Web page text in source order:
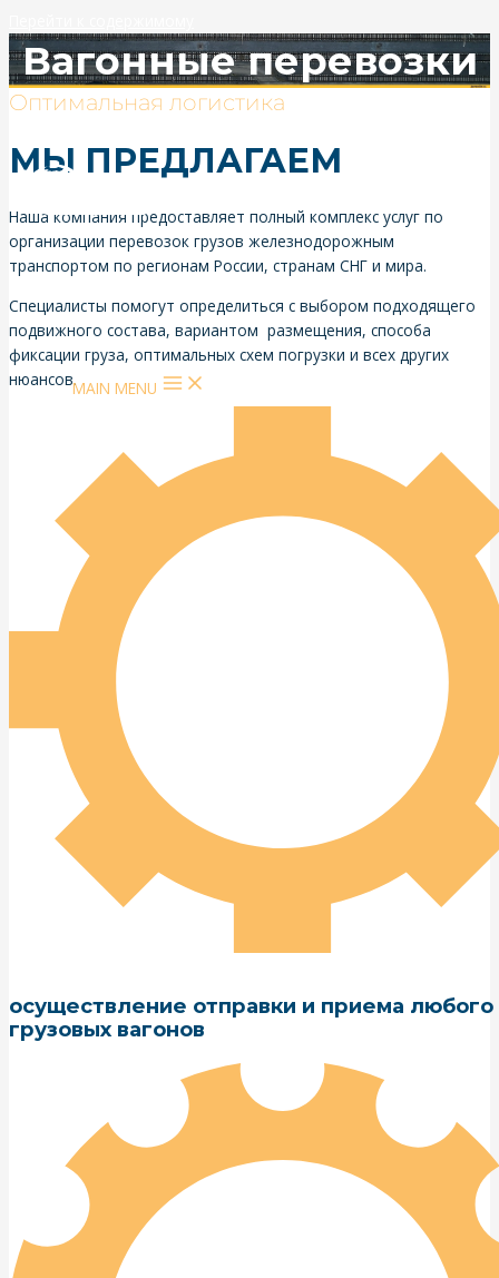
MAIN MENU
Вагонные перевозки
Оптимальная логистика
МЫ ПРЕДЛАГАЕМ
Наша компания предоставляет полный комплекс услуг по
организации перевозок грузов железнодорожным
транспортом по регионам России, странам СНГ и мира.
Специалисты помогут определиться с выбором подходящего
подвижного состава, вариантом размещения, способа
фиксации груза, оптимальных схем погрузки и всех других
нюансов.
осуществление отправки и приема любого
грузовых вагонов